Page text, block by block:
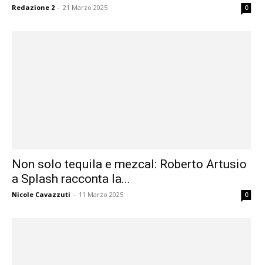
Redazione 2 - 21 Marzo 2025 0
Non solo tequila e mezcal: Roberto Artusio
a Splash racconta la...
Nicole Cavazzuti - 11 Marzo 2025 0